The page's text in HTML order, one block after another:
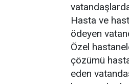
Hasta ve
ödeyen
Özel
çözümü
eden